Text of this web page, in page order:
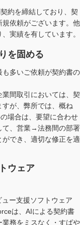
約を締結しており、契
依頼がございます。他
実績を有しています。
を固める
多いご依頼が契約書の
間取引においては、契
が、弊所では、概ね
場合は、要望に合わせ
て、営業→法務間の部署
でき、適切な修正を適
ウェア
ー支援ソフトウェア
は、AIによる契約書
務をミスなく・すばや